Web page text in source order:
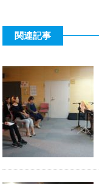
関連記事